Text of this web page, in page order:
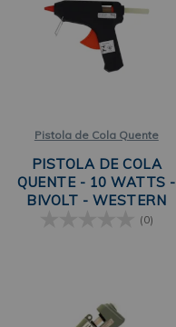
Pistola de Cola Quente
PISTOLA DE COLA
QUENTE - 10 WATTS -
BIVOLT - WESTERN
(0)